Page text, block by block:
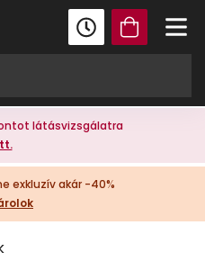
látásvizsgálatra
exkluzív akár -40%